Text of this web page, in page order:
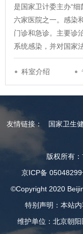
是国家卫计委主办“
六家医院之一。感染
门诊和急诊。主要诊
系统感染，并对国家
科室介绍
友情链接： 国家卫生
版权所有
京ICP备 05048299
©Copyright 2020
特别声明：本站
维护单位：北京朝